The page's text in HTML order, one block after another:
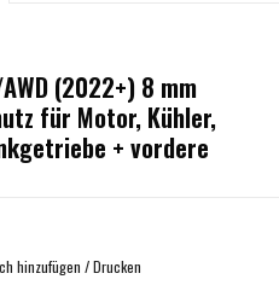
(2022+) 8 mm
für Motor, Kühler,
+ vordere
hinzufügen /Drucken